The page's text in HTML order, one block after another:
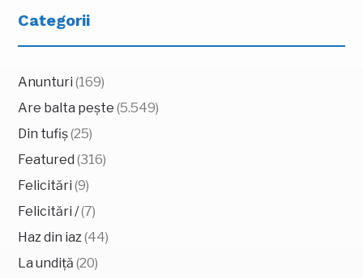
Categorii
Anunturi (169)
Are balta pește (5.549)
Din tufiș(25)
Featured (316)
Felicitări (9)
Felicitări /(7)
Haz din iaz(44)
La undiță (20)